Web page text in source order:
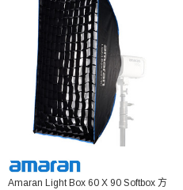
Amaran Light Box 60 X 90 Softbox 方